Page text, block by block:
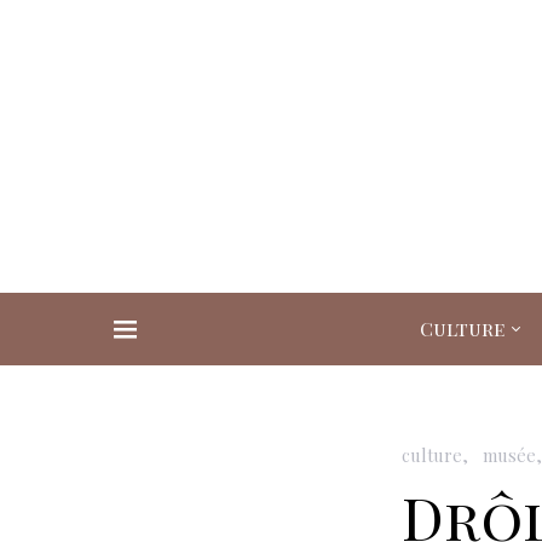
Culture
Search for:
culture musée